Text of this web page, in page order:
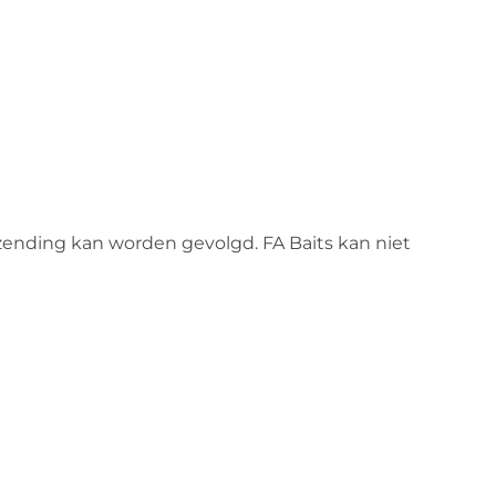
kan worden gevolgd. FA Baits kan niet